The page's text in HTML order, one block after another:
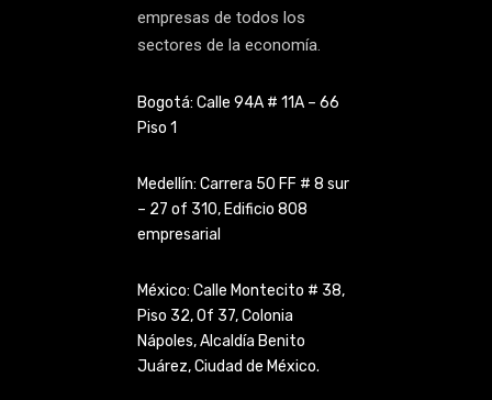
empresas de todos los
sectores de la economía.
Bogotá: Calle 94A # 11A – 66
Piso 1
Medellín: Carrera 50 FF # 8 sur
– 27 of 310, Edificio 808
empresarial
México: Calle Montecito # 38,
Piso 32, Of 37, Colonia
Nápoles,Alcaldía Benito
Juárez, Ciudad de México.